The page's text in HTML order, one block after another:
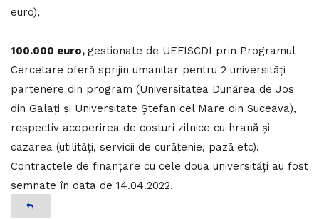
euro),
100.000 euro, gestionate de UEFISCDI prin Programul
Cercetare oferă sprijin umanitar pentru 2 universități
partenere din program (Universitatea Dunărea de Jos
din Galați și Universitate Ștefan cel Mare din Suceava),
respectiv acoperirea de costuri zilnice cu hrană și
cazarea (utilități, servicii de curățenie, pază etc).
Contractele de finanțare cu cele doua universități au fost
semnate în data de 14.04.2022.